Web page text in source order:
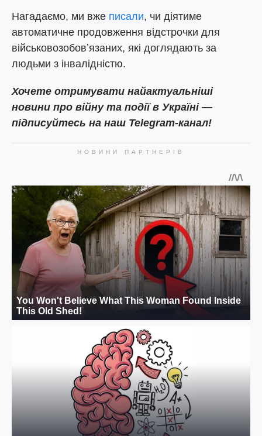
Нагадаємо, ми вже писали, чи діятиме
автоматичне продовження відстрочки для
військовозобовʼязаних, які доглядають за
людьми з інвалідністю.
Хочете отримувати найактуальніші
новини про війну та події в Україні —
підписуйтесь на наш Telegram-канал!